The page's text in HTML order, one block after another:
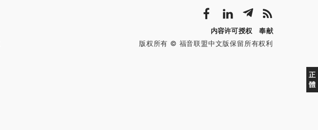
正
體
内容许可授权
奉献
版权所有 © 福音联盟中文版保留所有权利